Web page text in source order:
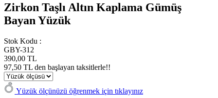
Zirkon Taşlı Altın Kaplama Gümüş
Bayan Yüzük
Stok Kodu :
GBY-312
390,00 TL
97,50 TL den başlayan taksitlerle!!
Yüzük ölçünüzü öğrenmek için tıklayınız